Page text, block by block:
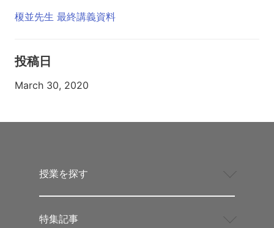
榎並先生 最終講義資料
投稿日
March 30, 2020
授業を探す
特集記事